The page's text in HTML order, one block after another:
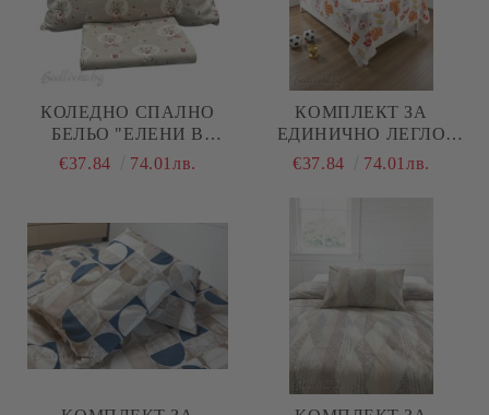
КОЛЕДНО СПАЛНО
БЕЛЬО "ЕЛЕНИ В
ТОПКИ В БЕЖОВО", ЗА
(ПОПЛИН), 3 ЧАСТИ
€37.84 74.01лв.
КОМПЛЕКТ ЗА
ЕДИНИЧНО ЛЕГЛО
ФУТБОЛ , 100%
(ПОПЛИН), 3 ЧАСТИ
€37.84 74.01лв.